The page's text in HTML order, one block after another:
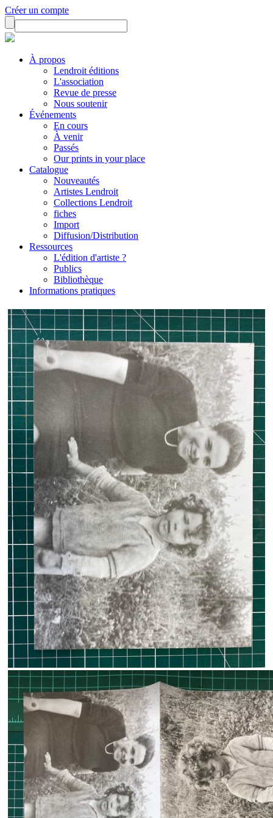
Créer un compte
À propos
Lendroit éditions
L'association
Revue de presse
Nous soutenir
Événements
En cours
À venir
Passés
Our prints in your place
Catalogue
Nouveautés
Artistes Lendroit
Collections Lendroit
fiches
Import
Diffusion/Distribution
Ressources
L'édition d'artiste ?
Publics
Bibliothèque
Informations pratiques